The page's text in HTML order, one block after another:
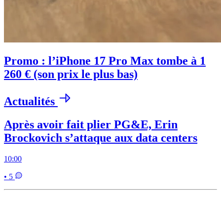
Promo : l’iPhone 17 Pro Max tombe à 1
260 € (son prix le plus bas)
Actualités
Après avoir fait plier PG&E, Erin
Brockovich s’attaque aux data centers
10:00
• 5